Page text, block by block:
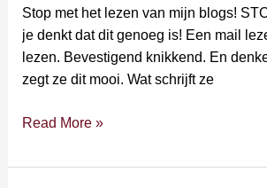
Stop met het lezen van mijn blogs!
je denkt dat dit genoeg is! Een mail
lezen. Bevestigend knikkend. En
zegt ze dit mooi. Wat schrijft ze
Read More »